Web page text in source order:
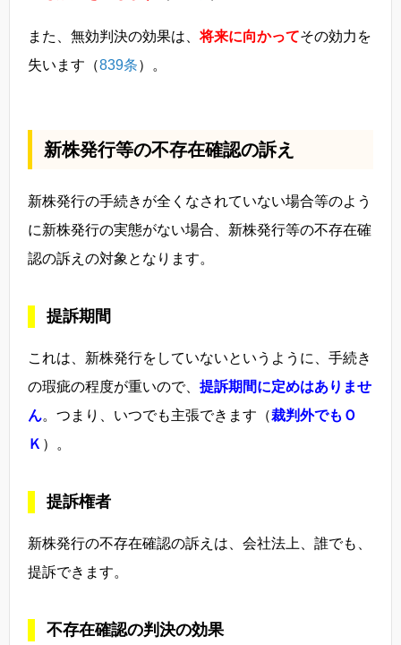
また、無効判決の効果は、将来に向かってその効力を
失います（839条）。
新株発行等の不存在確認の訴え
新株発行の手続きが全くなされていない場合等のよう
に新株発行の実態がない場合、新株発行等の不存在確
認の訴えの対象となります。
提訴期間
これは、新株発行をしていないというように、手続き
の瑕疵の程度が重いので、 提訴期間に定めはありませ
ん。つまり、いつでも主張できます（裁判外でもＯ
Ｋ ）。
提訴権者
新株発行の不存在確認の訴えは、会社法上、誰でも、
提訴できます。
不存在確認の判決の効果